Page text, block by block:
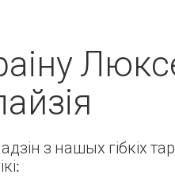
з нашых гібкіх